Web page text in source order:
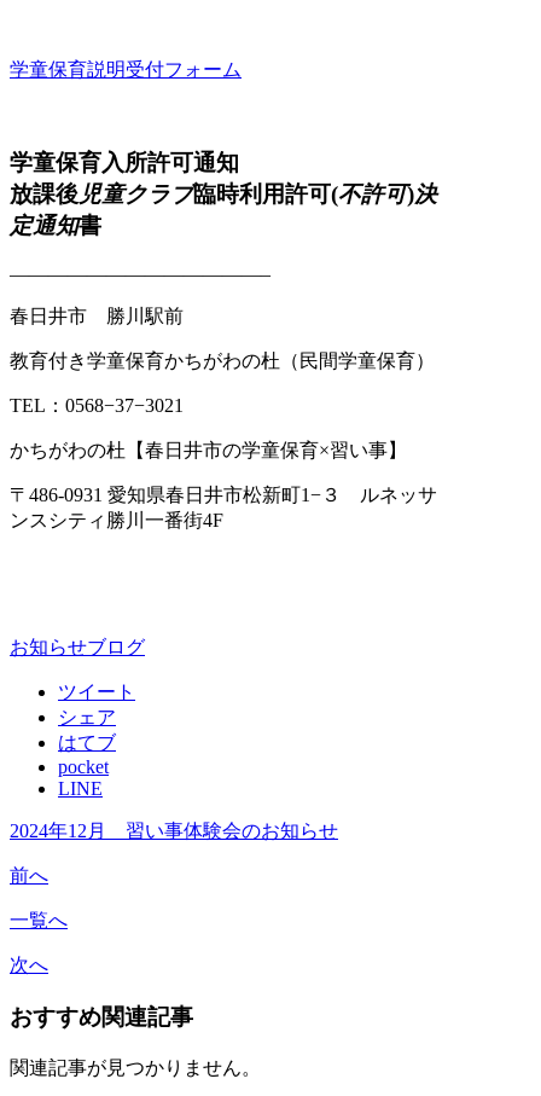
学童保育説明受付フォーム
学童保育入所許可通知
放課後 児童クラブ臨時利用許可(不許可)決
定通知書
—————————————–
春日井市 勝川駅前
教育付き学童保育かちがわの杜（民間学童保育）
TEL：0568−37−3021
かちがわの杜【春日井市の学童保育×習い事】
〒486-0931 愛知県春日井市松新町1−３ ルネッサ
ンスシティ勝川一番街4F
お知らせブログ
ツイート
シェア
はてブ
pocket
LINE
2024年12月 習い事体験会のお知らせ
前へ
一覧へ
次へ
おすすめ関連記事
関連記事が見つかりません。